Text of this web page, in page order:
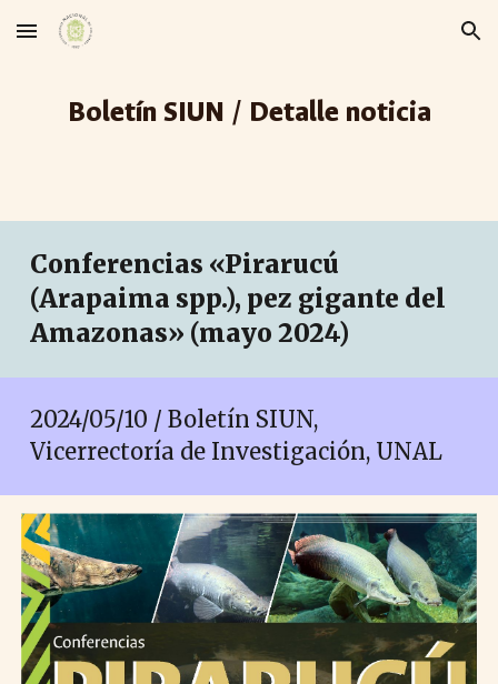
Skip to main content Skip to navigation
Boletín SIUN / Detalle noticia
Conferencias «Pirarucú
(Arapaima spp.), pez gigante del
Amazonas» (mayo 2024)
2024/05/10 / Boletín SIUN,
Vicerrectoría de Investigación, UNAL